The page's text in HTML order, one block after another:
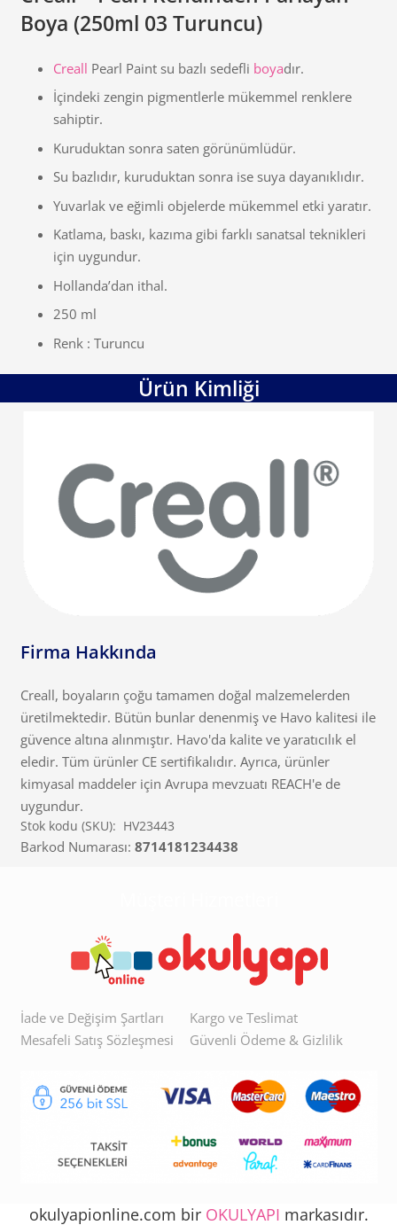
Boya (250ml 03 Turuncu)
Creall Pearl Paint su bazlı sedefli boyadır.
İçindeki zengin pigmentlerle mükemmel renklere
sahiptir.
Kuruduktan sonra saten görünümlüdür.
Su bazlıdır, kuruduktan sonra ise suya dayanıklıdır.
Yuvarlak ve eğimli objelerde mükemmel etki yaratır.
Katlama, baskı, kazıma gibi farklı sanatsal teknikleri
için uygundur.
Hollanda’dan ithal.
250 ml
Renk : Turuncu
Ürün Kimliği
Firma Hakkında
Creall, boyaların çoğu tamamen doğal malzemelerden
üretilmektedir. Bütün bunlar denenmiş ve Havo kalitesi ile
güvence altına alınmıştır. Havo'da kalite ve yaratıcılık el
eledir. Tüm ürünler CE sertifikalıdır. Ayrıca, ürünler
kimyasal maddeler için Avrupa mevzuatı REACH'e de
uygundur.
Stok kodu (SKU): HV23443
Barkod Numarası: 8714181234438
İade ve Değişim Şartları
Mesafeli Satış Sözleşmesi
Kargo ve Teslimat
Güvenli Ödeme & Gizlilik
okulyapionline.com bir OKULYAPI markasıdır.